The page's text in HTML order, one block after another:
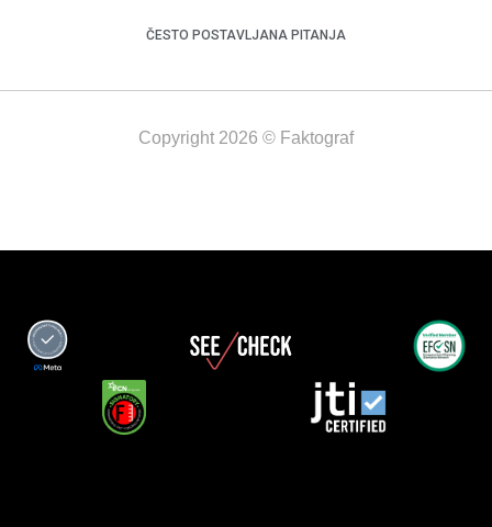
ČESTO POSTAVLJANA PITANJA
Copyright 2026 © Faktograf